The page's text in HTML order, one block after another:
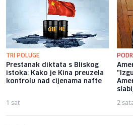
TRI POLUGE
Prestanak diktata s Bliskog
istoka: Kako je Kina preuzela
kontrolu nad cijenama nafte
1 sat 2